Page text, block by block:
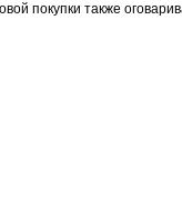
покупки также